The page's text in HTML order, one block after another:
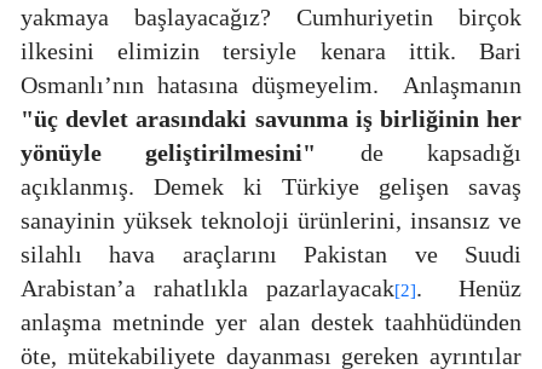
yakmaya başlayacağız? Cumhuriyetin birçok
ilkesini elimizin tersiyle kenara ittik. Bari
Osmanlı’nın hatasına düşmeyelim.
Anlaşmanın
"üç devlet arasındaki savunma iş birliğinin her
yönüyle geliştirilmesini"
de kapsadığı
açıklanmış. Demek ki Türkiye gelişen savaş
sanayinin yüksek teknoloji ürünlerini, insansız ve
silahlı hava araçlarını Pakistan ve Suudi
Arabistan’a rahatlıkla pazarlayacak[2].
Henüz
anlaşma metninde yer alan destek taahhüdünden
öte, mütekabiliyete dayanması gereken ayrıntılar